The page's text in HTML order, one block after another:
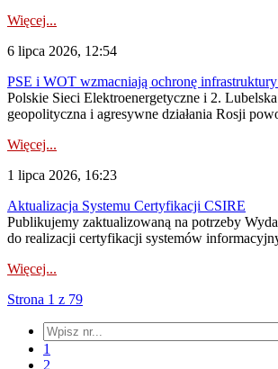
Więcej...
6 lipca 2026, 12:54
PSE i WOT wzmacniają ochronę
Polskie Sieci Elektroenergetyczne i 2.
geopolityczna i agresywne działania Rosji
Więcej...
1 lipca 2026, 16:23
Aktualizacja Systemu Certyfikacji CSIRE
Publikujemy zaktualizowaną na potrzeby
do realizacji certyfikacji systemów
Więcej...
Strona 1 z 79
1
2